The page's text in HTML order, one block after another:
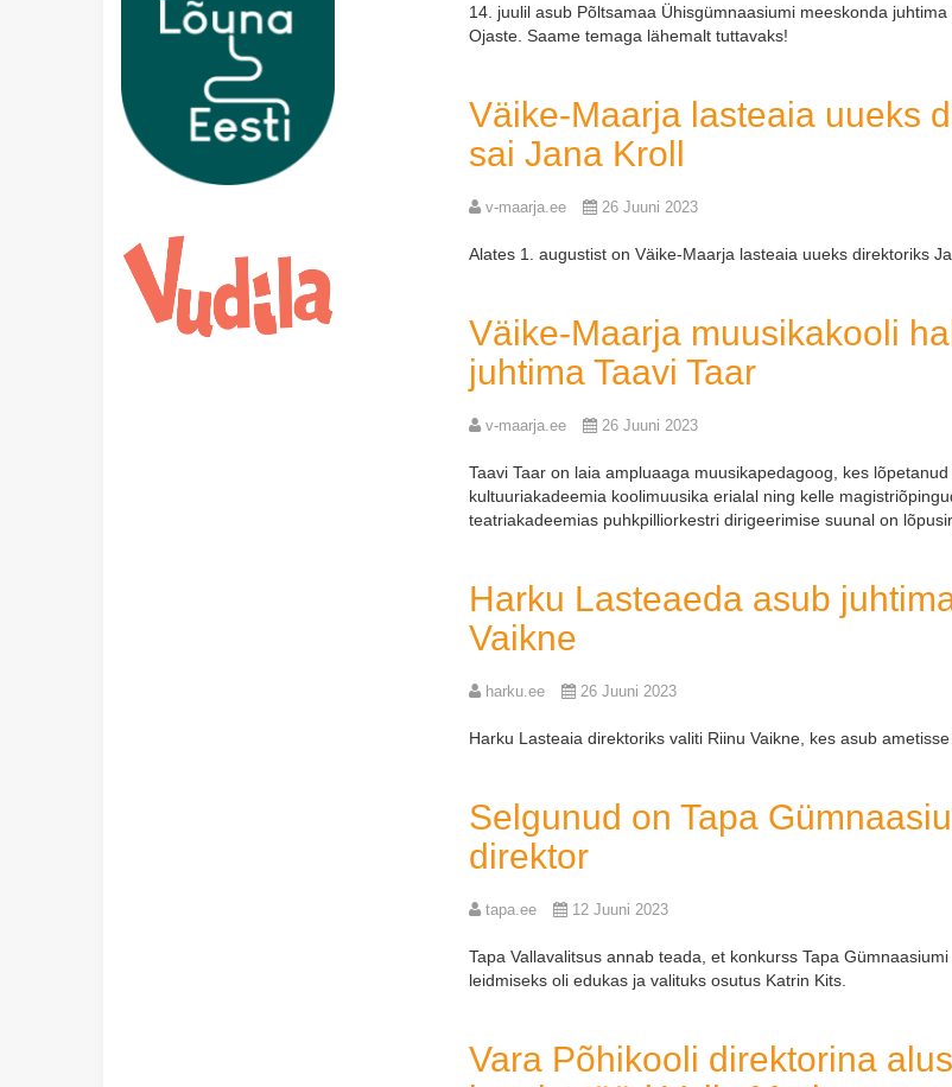
14. juulil asub Põltsamaa Ühisgümnaasiumi meeskonda
Ojaste. Saame temaga lähemalt tuttavaks!
Väike-Maarja lasteaia uueks
sai Jana Kroll
v-maarja.ee 26 Juuni 2023
Alates 1. augustist on Väike-Maarja lasteaia uueks direktoriks
Väike-Maarja muusikakooli
juhtima Taavi Taar
v-maarja.ee 26 Juuni 2023
Taavi Taar on laia ampluaaga muusikapedagoog, kes
kultuuriakadeemia koolimuusika erialal ning kelle
teatriakadeemias puhkpilliorkestri dirigeerimise suunal on
Harku Lasteaeda asub
Vaikne
harku.ee 26 Juuni 2023
Harku Lasteaia direktoriks valiti Riinu Vaikne, kes asub ametisse
Selgunud on Tapa
direktor
tapa.ee 12 Juuni 2023
Tapa Vallavalitsus annab teada, et konkurss Tapa
leidmiseks oli edukas ja valituks osutus Katrin Kits.
Vara Põhikooli direktorina